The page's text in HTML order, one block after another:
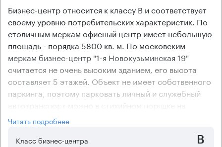
Бизнес-центр относится к классу В и соответствует
своему уровню потребительских характеристик. По
столичным меркам офисный центр имеет небольшую
площадь - порядка 5800 кв. м. По московским
меркам бизнес-центр "1-я Новокузьминская 19"
считается не очень высоким зданием, его высота
составляет 5 этажей. Объект не имеет собственного
паркинга, поэтому парковать личный и служебный
автотранспорт можно в стихийном порядке на
прилегающих улицах.
В бизнес-центре имеются как помещения с уже
готовой отделкой, так и без ремонта. Офисный центр
Читать подробнее
Класс бизнес-центра
B